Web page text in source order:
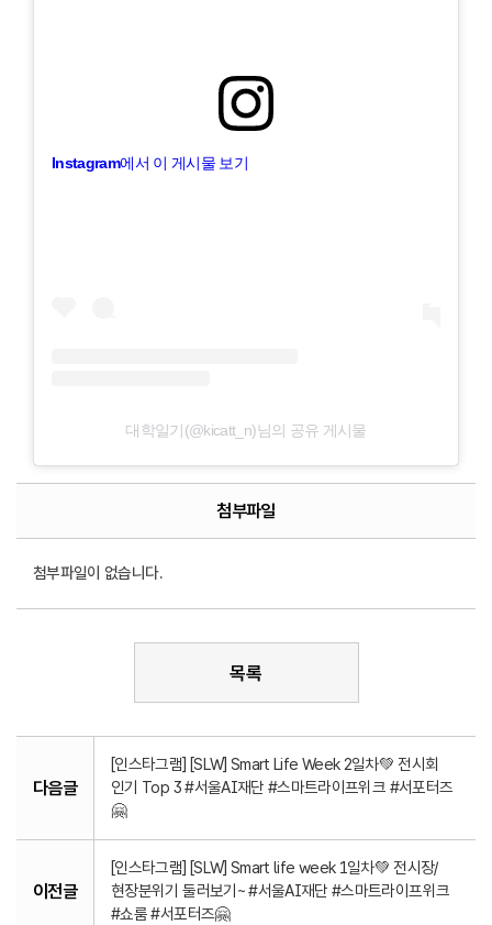
Instagram에서 이 게시물 보기
대학일기(@kicatt_n)님의 공유 게시물
첨부파일
첨부파일이 없습니다.
목록
다음글
[인스타그램] [SLW] Smart Life Week 2일차💚 전시회
인기 Top 3 #서울AI재단 #스마트라이프위크 #서포터즈
🤗
이전글
[인스타그램] [SLW] Smart life week 1일차💚 전시장/
현장분위기 둘러보기~ #서울AI재단 #스마트라이프위크
#쇼룸 #서포터즈🤗